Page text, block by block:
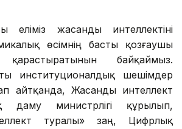
еліміз жасанды интеллектіні
өсімнің басты қозғаушы
байқаймыз.
институционалдық шешімдер
айтқанда, Жасанды интеллект
даму министрлігі құрылып,
туралы» заң, Цифрлық